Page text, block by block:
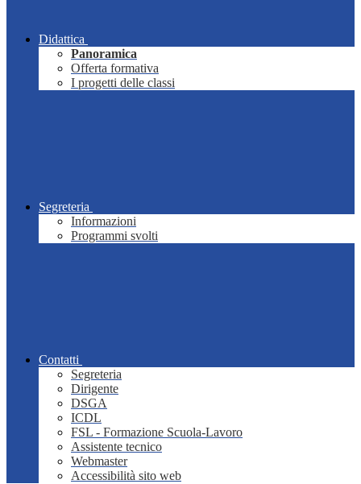
Didattica
Panoramica
Offerta formativa
I progetti delle classi
Segreteria
Informazioni
Programmi svolti
Contatti
Segreteria
Dirigente
DSGA
ICDL
FSL - Formazione Scuola-Lavoro
Assistente tecnico
Webmaster
Accessibilità sito web